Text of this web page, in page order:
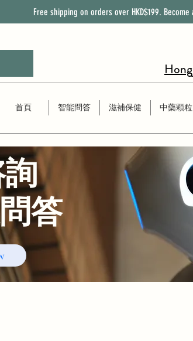
Free shipping on orders over HKD$199.
首頁 智能問答 滋補保健 中藥顆粒
答